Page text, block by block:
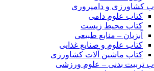
کشاورزی و دامپروری
کتاب علوم دامی
کتاب محیط زیست
آبزیان – منابع طبیعی
کتاب علوم و صنایع غذایی
کتاب ماشین آلات کشاورزی
تربیت بدنی – علوم ورزشی